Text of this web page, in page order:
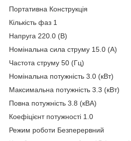
Портативна Конструкція
Кількість фаз 1
Напруга 220.0 (В)
Номінальна сила струму 15.0 (А)
Частота струму 50 (Гц)
Номінальна потужність 3.0 (кВт)
Максимальна потужність 3.3 (кВт)
Повна потужність 3.8 (кВА)
Коефіцієнт потужності 1.0
Режим роботи Безперервний